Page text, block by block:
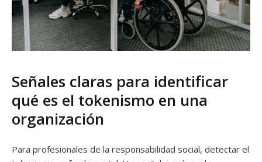
Señales claras para identificar
qué es el tokenismo en una
organización
Para profesionales de la responsabilidad social, detectar el